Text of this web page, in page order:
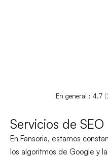
En general : 4.7
Servicios de SEO
En Fansoria, estamos
los algoritmos de Google y